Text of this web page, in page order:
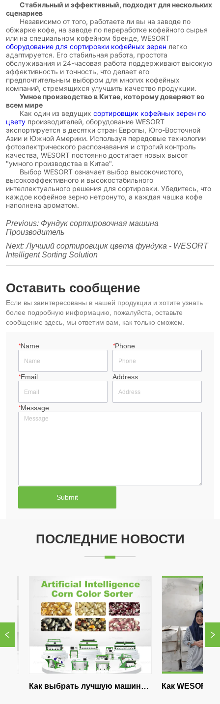
Стабильный и эффективный, подходит для нескольких
сценариев
Независимо от того, работаете ли вы на заводе по
обжарке кофе, на заводе по переработке кофейного сырья
или на специальном кофейном бренде, WESORT
оборудование для сортировки кофейных зерен легко
адаптируется. Его стабильная работа, простота
обслуживания и 24-часовая работа поддерживают высокую
эффективность и точность, что делает его
предпочтительным выбором для многих кофейных
компаний, стремящихся улучшить качество продукции.
Умное производство в Китае, которому доверяют во
всем мире
Как один из ведущихсортировщик кофейных зерен по
цвету производителей, оборудование WESORT
экспортируется в десятки стран Европы, Юго-Восточной
Азии и Южной Америки. Используя передовые технологии
фотоэлектрического распознавания и строгий контроль
качества, WESORT постоянно достигает новых высот
"умного производства в Китае".
Выбор WESORT означает выбор высокочистого,
высокоэффективного и высокостабильного
интеллектуального решения для сортировки. Убедитесь, что
каждое кофейное зерно нетронуто, а каждая чашка кофе
наполнена ароматом.
Previous: Фундук сортировочная машина
Производитель
Next:Лучший сортировщик цвета фундука - WESORT
Intelligent Sorting Solution
Оставить сообщение
Если вы заинтересованы в нашей продукции и хотите узнать
более подробную информацию, пожалуйста, оставьте
сообщение здесь, мы ответим вам, как только сможем.
*Name *Phone
*Email Address
*Message
Submit
ПОСЛЕДНИЕ НОВОСТИ
Как выбрать лучшую машину
Как WESORT